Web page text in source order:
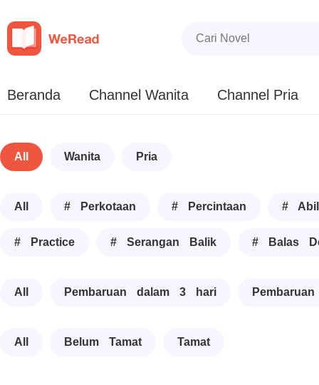
Beranda Channel Wanita Channel Pria
All Wanita Pria
All # Perkotaan # Percintaan #
# Practice # Serangan Balik # Balas
All Pembaruan dalam 3 hari
All Belum Tamat Tamat